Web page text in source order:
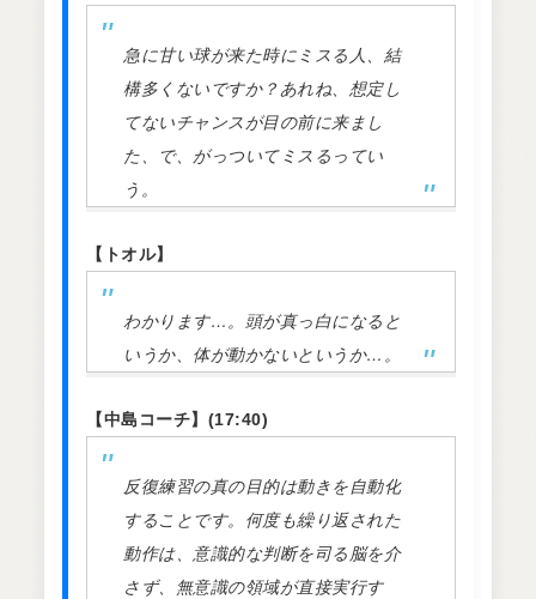
急に甘い球が来た時にミスる人、結
構多くないですか？あれね、想定し
てないチャンスが目の前に来まし
た、で、がっついてミスるってい
う。
【トオル】
わかります…。頭が真っ白になると
いうか、体が動かないというか…。
【中島コーチ】(17:40)
反復練習の真の目的は動きを自動化
することです。何度も繰り返された
動作は、意識的な判断を司る脳を介
さず、無意識の領域が直接実行す